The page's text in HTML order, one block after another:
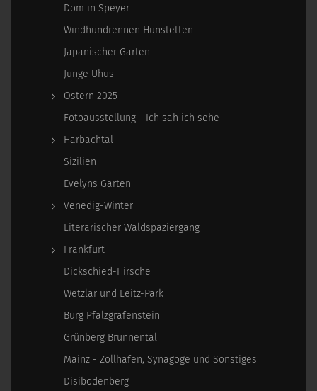
Dom in Speyer
Windhundrennen Hünstetten
Japanischer Garten
Junge Uhus
Ostern 2025
Fotoausstellung - Ich sah ich sehe
Harbachtal
Sizilien
Evelyns Garten
Venedig-Winter
Literarischer Waldspaziergang
Frankfurt
Dickschied-Hirsche
Wetzlar und Leitz-Park
Burg Pfalzgrafenstein
Grünberg Brunnental
Mainz - Zollhafen, Synagoge und Sonstiges
Disibodenberg